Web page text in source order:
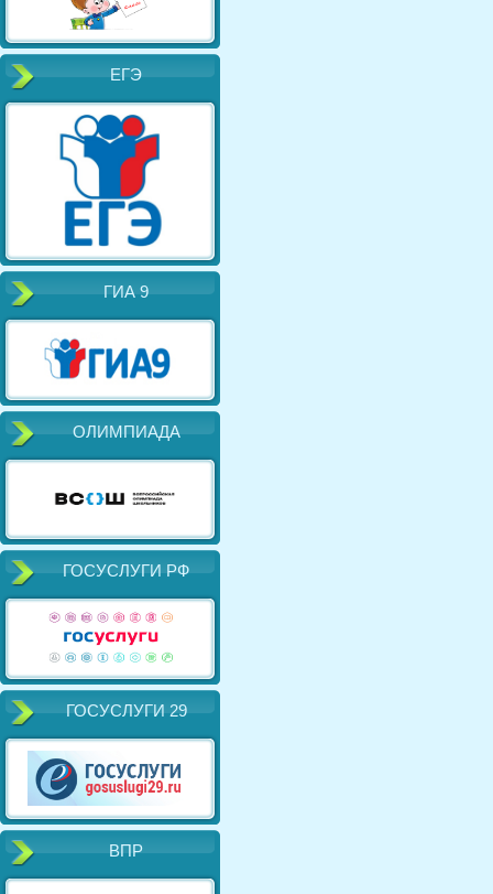
ЕГЭ
ГИА 9
ОЛИМПИАДА
ГОСУСЛУГИ РФ
ГОСУСЛУГИ 29
ВПР